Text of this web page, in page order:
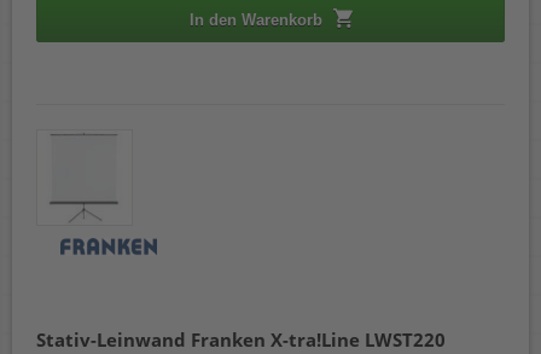
In den Warenkorb
Stativ-Leinwand Franken X-tra!Line LWST220